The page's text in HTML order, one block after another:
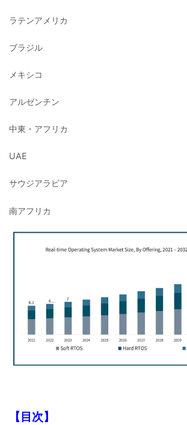
ラテンアメリカ
ブラジル
メキシコ
アルゼンチン
中東・アフリカ
UAE
サウジアラビア
南アフリカ
【目次】